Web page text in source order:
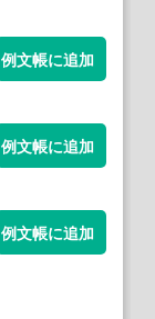
例文帳に追加
例文帳に追加
例文帳に追加